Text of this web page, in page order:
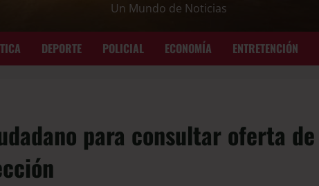
Un Mundo de Noticias
DEPORTE POLICIAL ECONOMÍA ENTRETENCIÓN
para consultar oferta de